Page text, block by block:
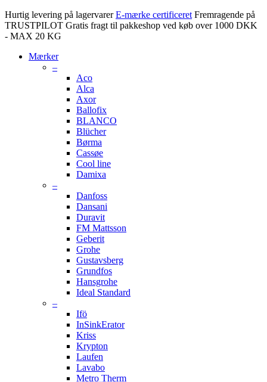
Hurtig levering på lagervarer E-mærke certificeret Fremragende på
TRUSTPILOT Gratis fragt til pakkeshop ved køb over 1000 DKK
- MAX 20 KG
Mærker
–
Aco
Alca
Axor
Ballofix
BLANCO
Blücher
Børma
Cassøe
Cool line
Damixa
–
Danfoss
Dansani
Duravit
FM Mattsson
Geberit
Grohe
Gustavsberg
Grundfos
Hansgrohe
Ideal Standard
–
Ifö
InSinkErator
Kriss
Krypton
Laufen
Lavabo
Metro Therm